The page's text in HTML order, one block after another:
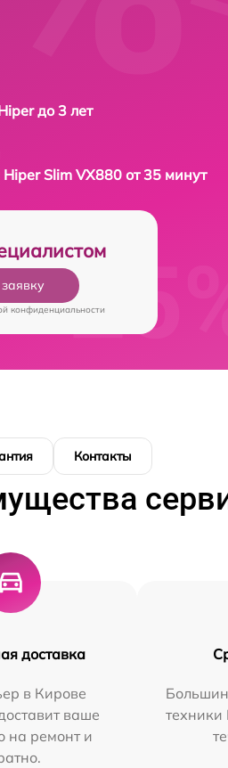
до 3 лет
Hiper Slim VX880 от 35 минут
конфиденциальности
Контакты
доставка
в Кирове
ваше
на ремонт и
техники